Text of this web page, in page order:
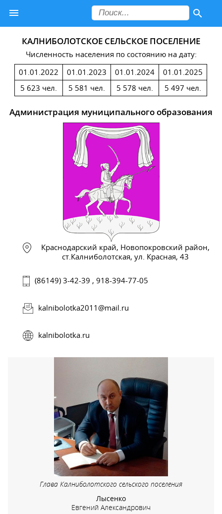
КАЛНИБОЛОТСКОЕ СЕЛЬСКОЕ ПОСЕЛЕНИЕ
Численность населения по состоянию на дату:
01.01.2022
5 623 чел.
01.01.2023
5 581 чел.
01.01.2024
5 578 чел.
01.01.2025
5 497 чел.
Администрация муниципального образования
Краснодарский край, Новопокровский район,
ст.Калниболотская, ул. Красная, 43
(86149) 3-42-39 , 918-394-77-05
kalnibolotka2011@mail.ru
kalnibolotka.ru
Глава Калниболотского сельского поселения
Лысенко
Евгений Александрович